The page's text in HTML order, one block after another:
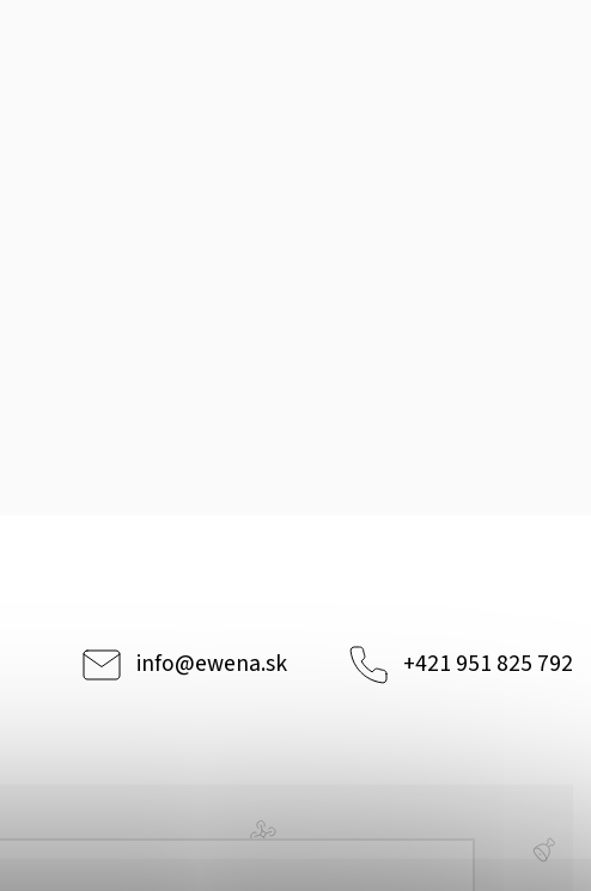
info@ewena.sk +421 951 825 792